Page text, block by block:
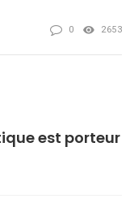
0 2653
est porteur